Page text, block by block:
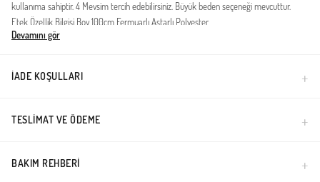
kullanıma sahiptir. 4 Mevsim tercih edebilirsiniz. Büyük beden seçeneği mevcuttur.
Etek Özellik Bilgisi Boy 100cm Fermuarlı Astarlı Polyester
Devamını gör
İADE KOŞULLARI
TESLIMAT VE ÖDEME
BAKIM REHBERI